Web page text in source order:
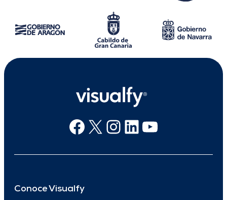
Facebook
X Instagram
Linkedin
Youtube
Conoce Visualfy